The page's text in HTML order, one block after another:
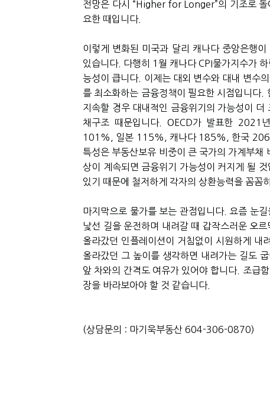
전망은 다시 “Higher for Longer”의 기조로 돌
요한 때입니다.
이렇게 변화된 미국과 달리 캐나다 중앙은행
있습니다. 다행히 1월 캐나다 CPI물가지수가
능성이 큽니다. 이제는 대외 변수와 대내 변수
를 최소화하는 금융정책이 필요한 시점입니다
지속할 경우 대내적인 금융위기의 가능성이
채구조 때문입니다. OECD가 발표한 2021
101%, 일본 115%, 캐나다 185%, 한국
특성은 부동산보유 비중이 큰 국가의 가계부채
상이 계속되면 금융위기 가능성이 커지게 될
있기 때문에 철저하게 각자의 상환능력을 꼼꼼
마지막으로 물가를 보는 관점입니다. 요즘 눈
낯선 길을 운전하며 내려갈 때 갑작스러운 오
올라갔던 인플레이션이 거침없이 시원하게 내
올라갔던 그 높이를 생각하면 내려가는 길도
앞 차와의 간격도 여유가 있어야 합니다. 조급
장을 바라보아야 할 것 같습니다.
(상담문의 : 마기욱부동산 604-306-0870)